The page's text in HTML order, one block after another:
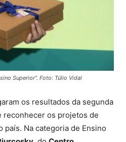
Superior”. Foto: Túlio Vidal
os resultados da segunda
reconhecer os projetos de
Na categoria de Ensino